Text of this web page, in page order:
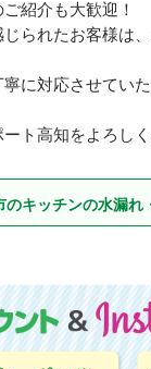
紹介も大歓迎！
られたお客様は
に対応させていた
ート高知をよろし
のキッチンの水漏れ